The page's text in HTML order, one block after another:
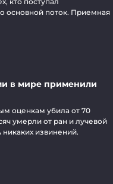
основной поток. Приемная
в мире применили
оценкам убила от 70
умерли от ран и лучевой
извинений.